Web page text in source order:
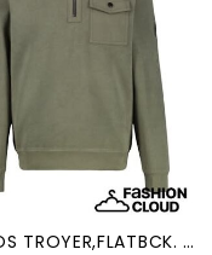
LERROS TROYER,FLATBCK. (2 kleuren)